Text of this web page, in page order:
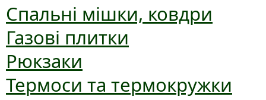
Спальні мішки, ковдри
Газові плитки
Рюкзаки
Термоси та термокружки